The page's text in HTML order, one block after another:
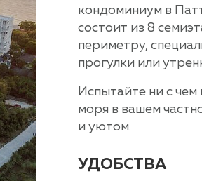
кондоминиум в
состоит из 8
периметру,
прогулки или
Испытайте ни с
моря в вашем
и уютом.
УДОБСТВА